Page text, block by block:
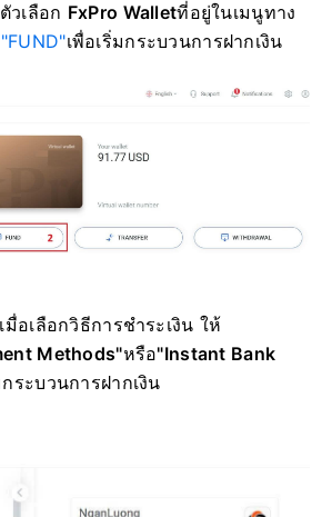
วเลือก FxPro Walletที่อยู่ในเมนูทาง
"FUND"เพื่อเริ่มกระบวนการฝากเงิน
อเลือกวิธีการชำระเงิน ให้
Methods"หรือ"Instant Bank
กระบวนการฝากเงิน